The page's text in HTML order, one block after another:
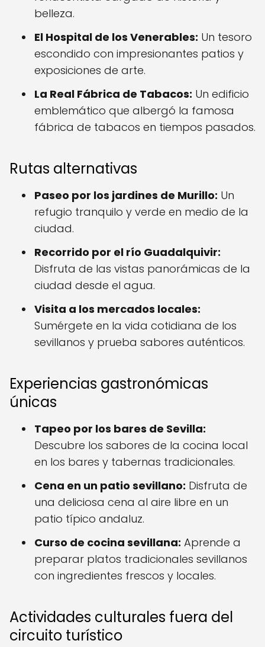
belleza.
El Hospital de los Venerables: Un tesoro
escondido con impresionantes patios y
exposiciones de arte.
La Real Fábrica de Tabacos: Un edificio
emblemático que albergó la famosa
fábrica de tabacos en tiempos pasados.
Rutas alternativas
Paseo por los jardines de Murillo: Un
refugio tranquilo y verde en medio de la
ciudad.
Recorrido por el río Guadalquivir:
Disfruta de las vistas panorámicas de la
ciudad desde el agua.
Visita a los mercados locales:
Sumérgete en la vida cotidiana de los
sevillanos y prueba sabores auténticos.
Experiencias gastronómicas
únicas
Tapeo por los bares de Sevilla:
Descubre los sabores de la cocina local
en los bares y tabernas tradicionales.
Cena en un patio sevillano: Disfruta de
una deliciosa cena al aire libre en un
patio típico andaluz.
Curso de cocina sevillana: Aprende a
preparar platos tradicionales sevillanos
con ingredientes frescos y locales.
Actividades culturales fuera del
circuito turístico